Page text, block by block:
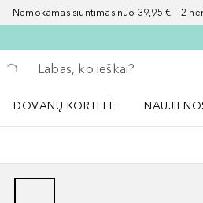
Nemokamas siuntimas nuo 39,95 € 2
Grįžk atgal
Vykdykite paiešką
DOVANŲ KORTELĖ